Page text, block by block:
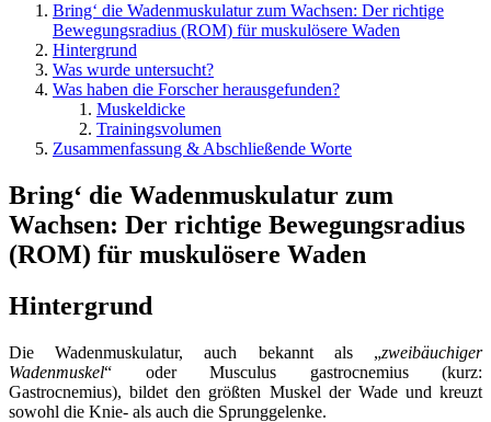
Bring‘ die Wadenmuskulatur zum Wachsen: Der richtige
Bewegungsradius (ROM) für muskulösere Waden
Hintergrund
Was wurde untersucht?
Was haben die Forscher herausgefunden?
Muskeldicke
Trainingsvolumen
Zusammenfassung & Abschließende Worte
Bring‘ die Wadenmuskulatur zum
Wachsen: Der richtige Bewegungsradius
(ROM) für muskulösere Waden
Hintergrund
Die Wadenmuskulatur, auch bekannt als „zweibäuchiger
Wadenmuskel“ oder Musculus gastrocnemius (kurz:
Gastrocnemius), bildet den größten Muskel der Wade und kreuzt
sowohl die Knie- als auch die Sprunggelenke.